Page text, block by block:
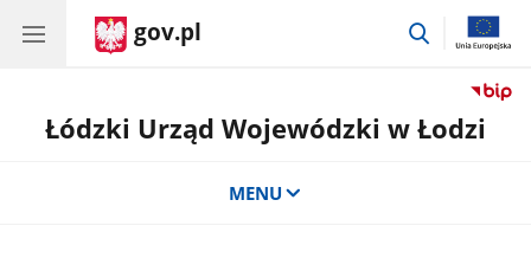
gov.pl
przejdź
Łódzki Urząd Wojewódzki w Łodzi
MENU